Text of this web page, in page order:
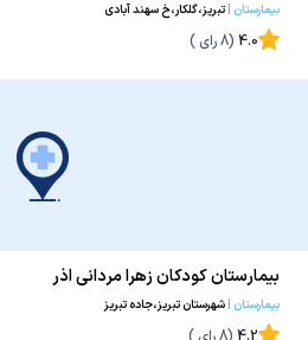
بیمارستان |تبریز،گلکار،خ سهند آبادی
4.0
(
8رای )
بیمارستان کودکان زهرا مردانی اذر
بیمارستان |شهرستان تبریز،جاده تبریز